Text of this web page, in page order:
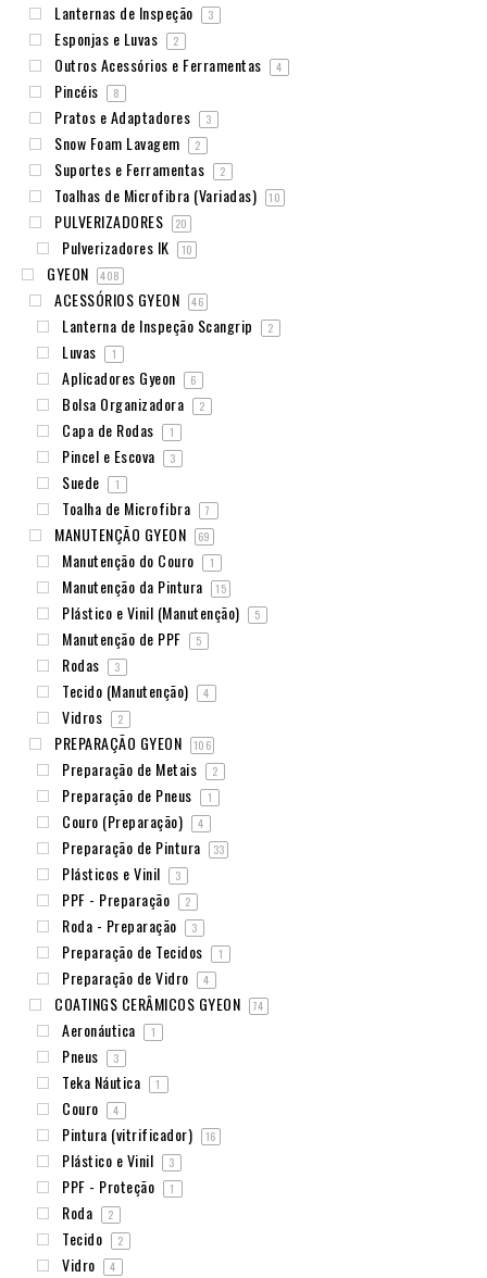
Lanternas de Inspeção 3
Esponjas e Luvas 2
Outros Acessórios e Ferramentas 4
Pincéis 8
Pratos e Adaptadores 3
Snow Foam Lavagem 2
Suportes e Ferramentas 2
Toalhas de Microfibra (Variadas) 10
PULVERIZADORES 20
Pulverizadores IK 10
GYEON 408
ACESSÓRIOS GYEON 46
Lanterna de Inspeção Scangrip 2
Luvas 1
Aplicadores Gyeon 6
Bolsa Organizadora 2
Capa de Rodas 1
Pincel e Escova 3
Suede 1
Toalha de Microfibra 7
MANUTENÇÃO GYEON 69
Manutenção do Couro 1
Manutenção da Pintura 15
Plástico e Vinil (Manutenção) 5
Manutenção de PPF 5
Rodas 3
Tecido (Manutenção) 4
Vidros 2
PREPARAÇÃO GYEON 106
Preparação de Metais 2
Preparação de Pneus 1
Couro (Preparação) 4
Preparação de Pintura 33
Plásticos e Vinil 3
PPF - Preparação 2
Roda - Preparação 3
Preparação de Tecidos 1
Preparação de Vidro 4
COATINGS CERÂMICOS GYEON 74
Aeronáutica 1
Pneus 3
Teka Náutica 1
Couro 4
Pintura (vitrificador) 16
Plástico e Vinil 3
PPF - Proteção 1
Roda 2
Tecido 2
Vidro 4